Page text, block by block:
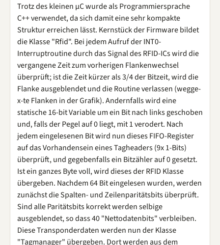
Trotz des kleinen µC wurde als Programmiersprache
C++ verwendet, da sich damit eine sehr kompakte
Struktur erreichen lässt. Kernstück der Firmware bildet
die Klasse "Rfid". Bei jedem Aufruf der INT0-
Interruptroutine durch das Signal des RFID-ICs wird die
vergangene Zeit zum vorherigen Flankenwechsel
überprüft; ist die Zeit kürzer als 3/4 der Bitzeit, wird die
Flanke ausgeblendet und die Routine verlassen (wegge-
x-te Flanken in der Grafik). Andernfalls wird eine
statische 16-bit Variable um ein Bit nach links geschoben
und, falls der Pegel auf 0 liegt, mit 1 verodert. Nach
jedem eingelesenen Bit wird nun dieses FIFO-Register
auf das Vorhandensein eines Tagheaders (9x 1-Bits)
überprüft, und gegebenfalls ein Bitzähler auf 0 gesetzt.
Ist ein ganzes Byte voll, wird dieses der RFID Klasse
übergeben. Nachdem 64 Bit eingelesen wurden, werden
zunächst die Spalten- und Zeilenparitätsbits überprüft.
Sind alle Paritätsbits korrekt werden selbige
ausgeblendet, so dass 40 "Nettodatenbits" verbleiben.
Diese Transponderdaten werden nun der Klasse
"Tagmanager" übergeben. Dort werden aus dem